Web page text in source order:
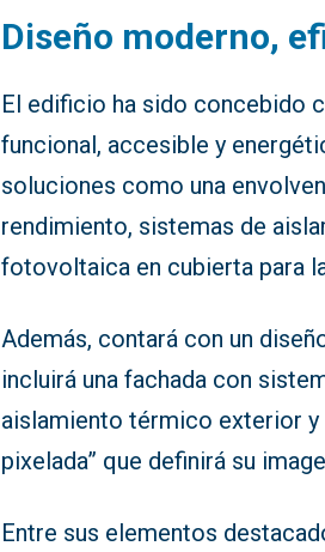
Diseño moderno,
El edificio ha sido concebido
funcional, accesible y
soluciones como una
rendimiento, sistemas de
fotovoltaica en cubierta para
Además, contará con un
incluirá una fachada con
aislamiento térmico exterior y
pixelada” que definirá su
Entre sus elementos